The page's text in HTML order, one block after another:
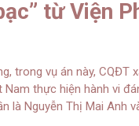
từ Viện
trong vụ án này, CQĐT
thực hiện hành vi
là Nguyễn Thị Mai Anh